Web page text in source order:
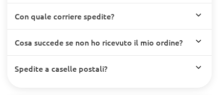
Con quale corriere spedite?
Cosa succede se non ho ricevuto il mio ordine?
Spedite a caselle postali?